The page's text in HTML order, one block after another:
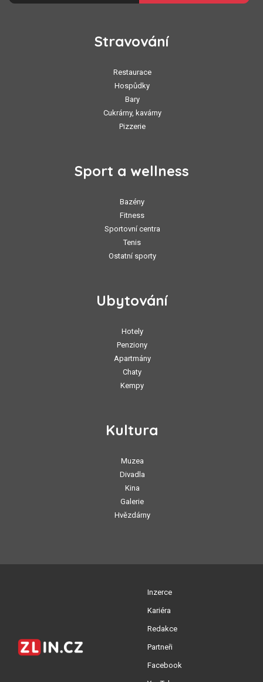
Stravování
Restaurace
Hospůdky
Bary
Cukrárny, kavárny
Pizzerie
Sport a wellness
Bazény
Fitness
Sportovní centra
Tenis
Ostatní sporty
Ubytování
Hotely
Penziony
Apartmány
Chaty
Kempy
Kultura
Muzea
Divadla
Kina
Galerie
Hvězdárny
Inzerce
Kariéra
Redakce
Partneři
Facebook